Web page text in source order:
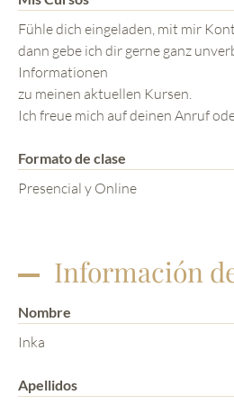
Fühle dich eingeladen, mit mir
dann gebe ich dir gerne ganz
Informationen
zu meinen aktuellen Kursen.
Ich freue mich auf deinen Anruf
Formato de clase
Presencial y Online
Información
Nombre
Inka
Apellidos